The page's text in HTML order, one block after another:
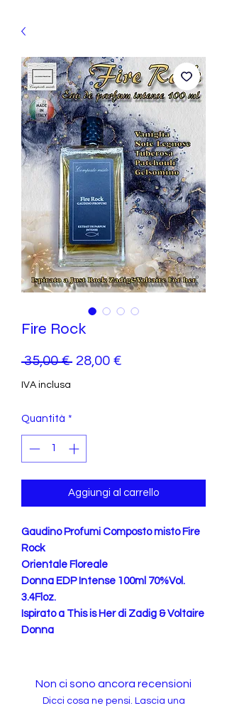
Fire Rock
35,00 € Prezzo
28,00 €Prezzo
IVA inclusa
Quantità *
Aggiungi al carrello
Gaudino Profumi Composto misto Fire
Rock
Orientale Floreale
Donna EDP Intense 100ml 70%Vol.
3.4Floz.
Ispirato a This is Her di Zadig & Voltaire
Donna
Non ci sono ancora recensioni
Dicci cosa ne pensi. Lascia una